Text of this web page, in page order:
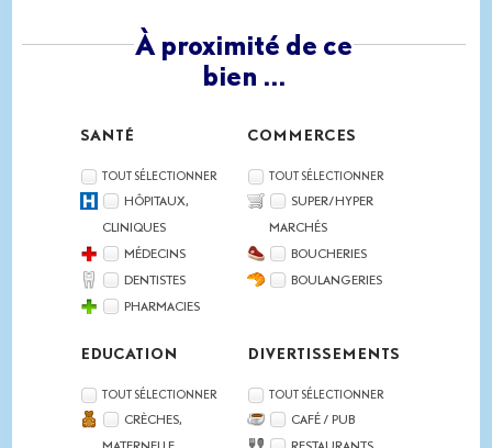
À proximité de ce
bien ...
SANTÉ
TOUT SÉLECTIONNER
HÔPITAUX,
CLINIQUES
MÉDECINS
DENTISTES
PHARMACIES
COMMERCES
TOUT SÉLECTIONNER
SUPER/HYPER
MARCHÉS
BOUCHERIES
BOULANGERIES
EDUCATION
TOUT SÉLECTIONNER
CRÈCHES,
DIVERTISSEMENTS
TOUT SÉLECTIONNER
CAFÉ / PUB